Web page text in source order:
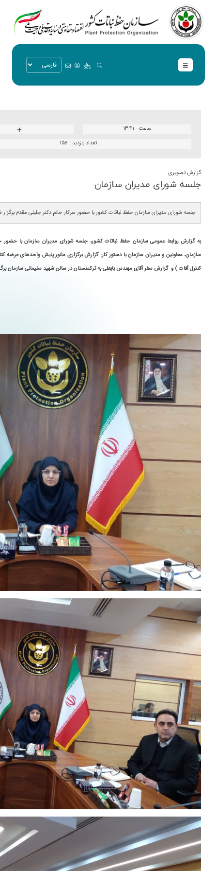
ساعت : ۱۳:۴۱
تعداد بازدید : 156
گزارش تصویری
جلسه شورای مدیران سازمان
جلسه شورای مدیران سازمان حفظ نباتات کشور با حضور سرکار خانم دکتر جلیلی مقدم برگزار
به گزارش روابط عمومی سازمان حفظ نباتات کشور، جلسه شورای مدیران سازمان با حضور
سازمان، معاونین و مدیران سازمان با دستور کار: گزارش برگزاری مانور پایش واحدهای عرضه
کنترل آفات ) و گزارش سفر آقای مهندس بابعلی به ترکمنستان در سالن شهید سلیمانی سازمان